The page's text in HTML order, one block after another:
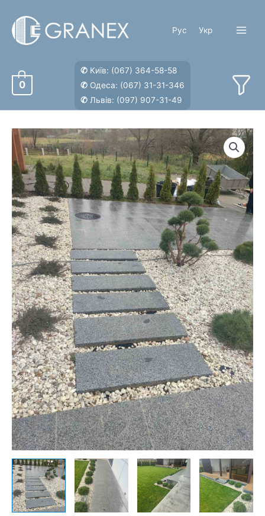
содержимому
Рус Укр
0
✆ Київ: (067) 364-58-58
✆ Одеса: (067) 31-31-346
✆ Львів: (097) 907-31-49